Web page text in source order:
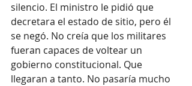
silencio. El ministro le pidió que
decretara el estado de sitio, pero él
se negó. No creía que los militares
fueran capaces de voltear un
gobierno constitucional. Que
llegaran a tanto. No pasaría mucho